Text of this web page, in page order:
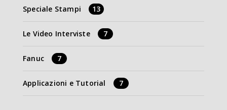
Speciale Stampi 13
Le Video Interviste 7
Fanuc 7
Applicazioni e Tutorial 7